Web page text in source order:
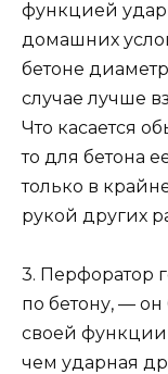
функцией
домашних
бетоне
случае лучше
Что касается
то для бетона
только в
рукой других
3. Перфоратор
по бетону, —
своей функции
чем ударная